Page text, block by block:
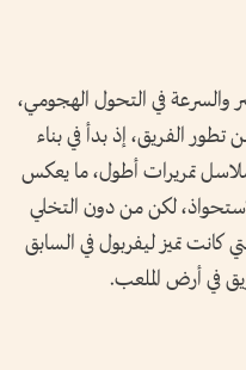
والسرعة في التحول الهجومي،
الفريق، إذ بدأ في بناء
تمريرات أطول، ما يعكس
لكن من دون التخلي
كانت تميز ليفربول في السابق
في أرض الملعب.